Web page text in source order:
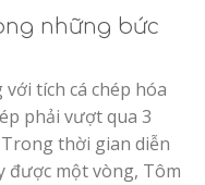
những bức
tích cá chép hóa
phải vượt qua 3
thời gian diễn
được một vòng, Tôm